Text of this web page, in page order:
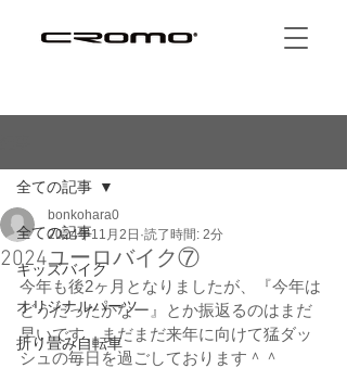
全ての記事
キッズバイク
オリジナルパーツ
折り畳み自転車
全ての記事
2024ユーロバイク⑦
bonkohara0
2024年11月2日 読了時間: 2分
今年も後2ヶ月となりましたが、『今年は
どうだったかなー』とか振返るのはまだ
早いです、まだまだ来年に向けて猛ダッ
シュの毎日を過ごしております＾＾